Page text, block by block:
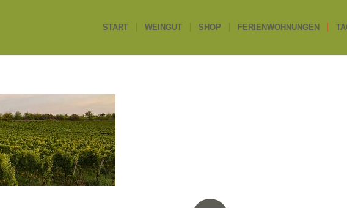
START WEINGUT SHOP FERIENWOHNUNGEN